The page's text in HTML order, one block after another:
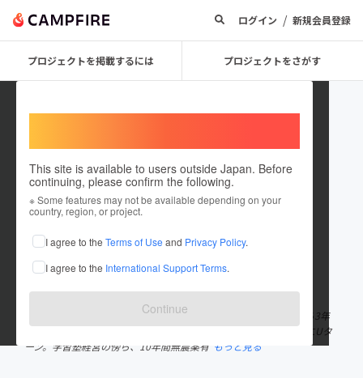
ログイン / 新規会員登録
プロジェクトを掲載するには プロジェクトをさがす
This site is available to users outside Japan. Before
continuing, please confirm the following.
※ Some features may not be available depending on your
country, region, or project.
I agree to the Terms of Use and Privacy Policy.
I agree to the International Support Terms.
Continue
渡辺 督郎
これまでに1件のプロジェクトを投稿しています
在住国：日本 現在地：長崎県
出身国：日本 出身地：長崎県
1957年雪浦生まれ。小学校から高校まで長崎市。1983年10月から3年
間青年海外協力隊としてソロモン諸島で活動。1987年4月に雪浦にUタ
ーン。学習塾経営の傍ら、10年間無農薬有 もっと見る